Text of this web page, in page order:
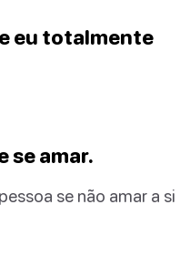
eu totalmente
se amar.
se não amar a si